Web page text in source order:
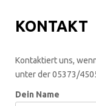
KONTAKT
Kontaktiert uns,
unter der 05373/
Dein Name